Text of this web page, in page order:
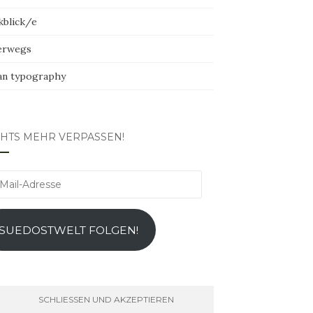
e
typography
MEHR VERPASSEN!
FOLGEN!